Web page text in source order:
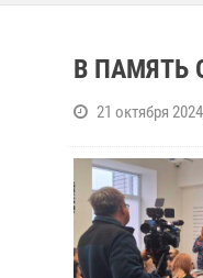
В ПАМЯТЬ
21 октября